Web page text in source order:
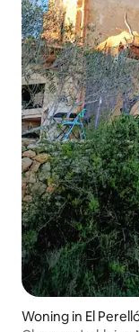
Woning in El